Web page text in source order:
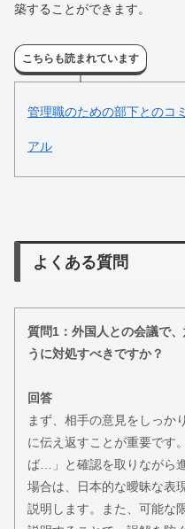
築することができます。
こちらも読まれています
管理職のための部下とのコ
アル
よくある質問
質問1：外国人との会議で
うに対処すべきですか？
回答
まず、相手の意見をしっか
に伝え返すことが重要です
ば…」と確認を取りながら
場合は、日本的な曖昧な表
説明します。また、可能な